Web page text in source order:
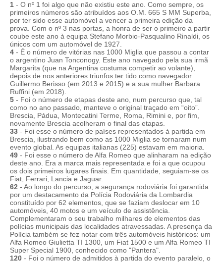
1 - O nº 1 foi algo que não existiu este ano. Como sempre, os
primeiros números são atribuídos aos O.M. 665 S MM Superba,
por ter sido esse automóvel a vencer a primeira edição da
prova. Com o nº 3 nas portas, a honra de ser o primeiro a partir
coube este ano à equipa Stefano Morbio-Pasqualino Rinaldi, os
únicos com um automóvel de 1927.
4 - É o número de vitórias nas 1000 Miglia que passou a contar
o argentino Juan Tonconogy. Este ano navegado pela sua irmã
Margarita (que na Argentina costuma competir ao volante),
depois de nos anteriores triunfos ter tido como navegador
Guillermo Berisso (em 2013 e 2015) e a sua mulher Barbara
Ruffini (em 2018).
5 - Foi o número de etapas deste ano, num percurso que, tal
como no ano passado, manteve o original traçado em “oito”.
Brescia, Pádua, Montecatini Terme, Roma, Rimini e, por fim,
novamente Brescia acolheram o final das etapas.
33 - Foi esse o número de países representados à partida em
Brescia, ilustrando bem como as 1000 Miglia se tornaram num
evento global. As equipas italianas (225) estavam em maioria.
49 - Foi esse o número de Alfa Romeo que alinharam na edição
deste ano. Era a marca mais representada e foi a que ocupou
os dois primeiros lugares finais. Em quantidade, seguiam-se os
Fiat, Ferrari, Lancia e Jaguar.
62 - Ao longo do percurso, a segurança rodoviária foi garantida
por um destacamento da Polícia Rodoviária da Lombardia
constituído por 62 elementos, que se faziam deslocar em 10
automóveis, 40 motos e um veículo de assistência.
Complementaram o seu trabalho milhares de elementos das
polícias municipais das localidades atravessadas. A presença da
Polícia também se fez notar com três automóveis históricos: um
Alfa Romeo Giulietta TI 1300, um Fiat 1500 e um Alfa Romeo TI
Super Special 1900, conhecido como "Pantera".
120 - Foi o número de admitidos à partida do evento paralelo, o